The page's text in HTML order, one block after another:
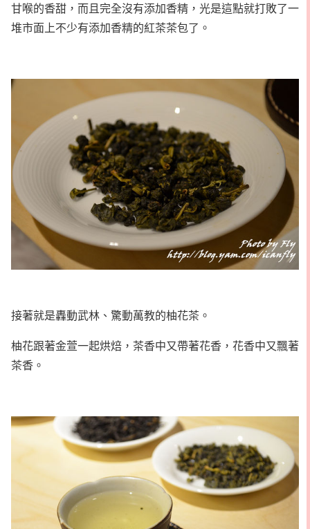
甘喉的香甜，而且完全沒有添加香精，光是這點就打敗了一
堆市面上不少有添加香精的紅茶茶包了。
接著就是轟動武林、驚動萬教的柚花茶。
柚花跟著金萱一起烘焙，茶香中又帶著花香，花香中又飄著
茶香。